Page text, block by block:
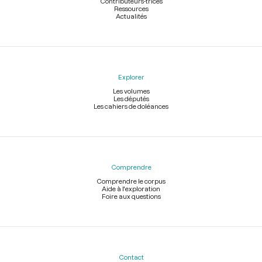
Ressources
Actualités
Explorer
Les volumes
Les députés
Les cahiers de doléances
Comprendre
Comprendre le corpus
Aide à l'exploration
Foire aux questions
Contact